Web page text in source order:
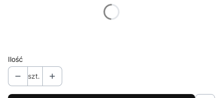
Poszczególne warianty mogą różnić się ceną
Ilość
szt.